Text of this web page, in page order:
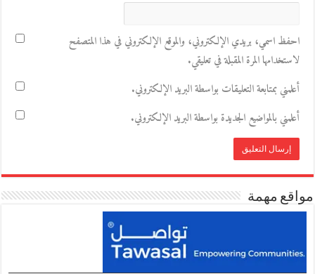
احفظ اسمي، بريدي الإلكتروني، والموقع الإلكتروني في هذا المتصفح
لاستخدامها المرة المقبلة في تعليقي.
أعلمني بمتابعة التعليقات بواسطة البريد الإلكتروني.
أعلمني بالمواضيع الجديدة بواسطة البريد الإلكتروني.
مواقع مهمة